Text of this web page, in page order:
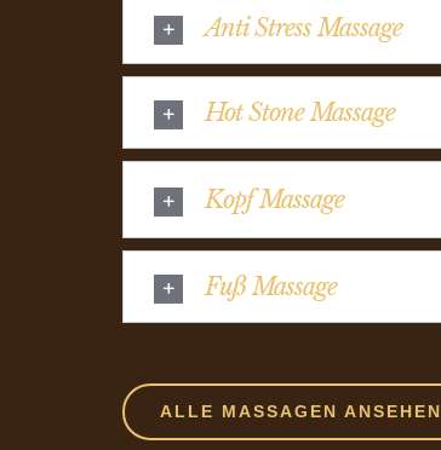
Anti Stress Massage
Hot Stone Massage
Kopf Massage
Fuß Massage
ALLE MASSAGEN ANSEHEN